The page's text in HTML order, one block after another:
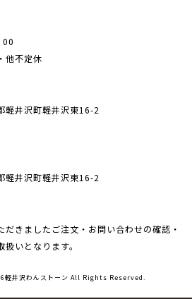
00
他不定休
軽井沢町軽井沢東16-2
軽井沢町軽井沢東16-2
きましたご注文・ お問い合わせの確認・
いとなります。
井沢わんストーン All Rights Reserved.